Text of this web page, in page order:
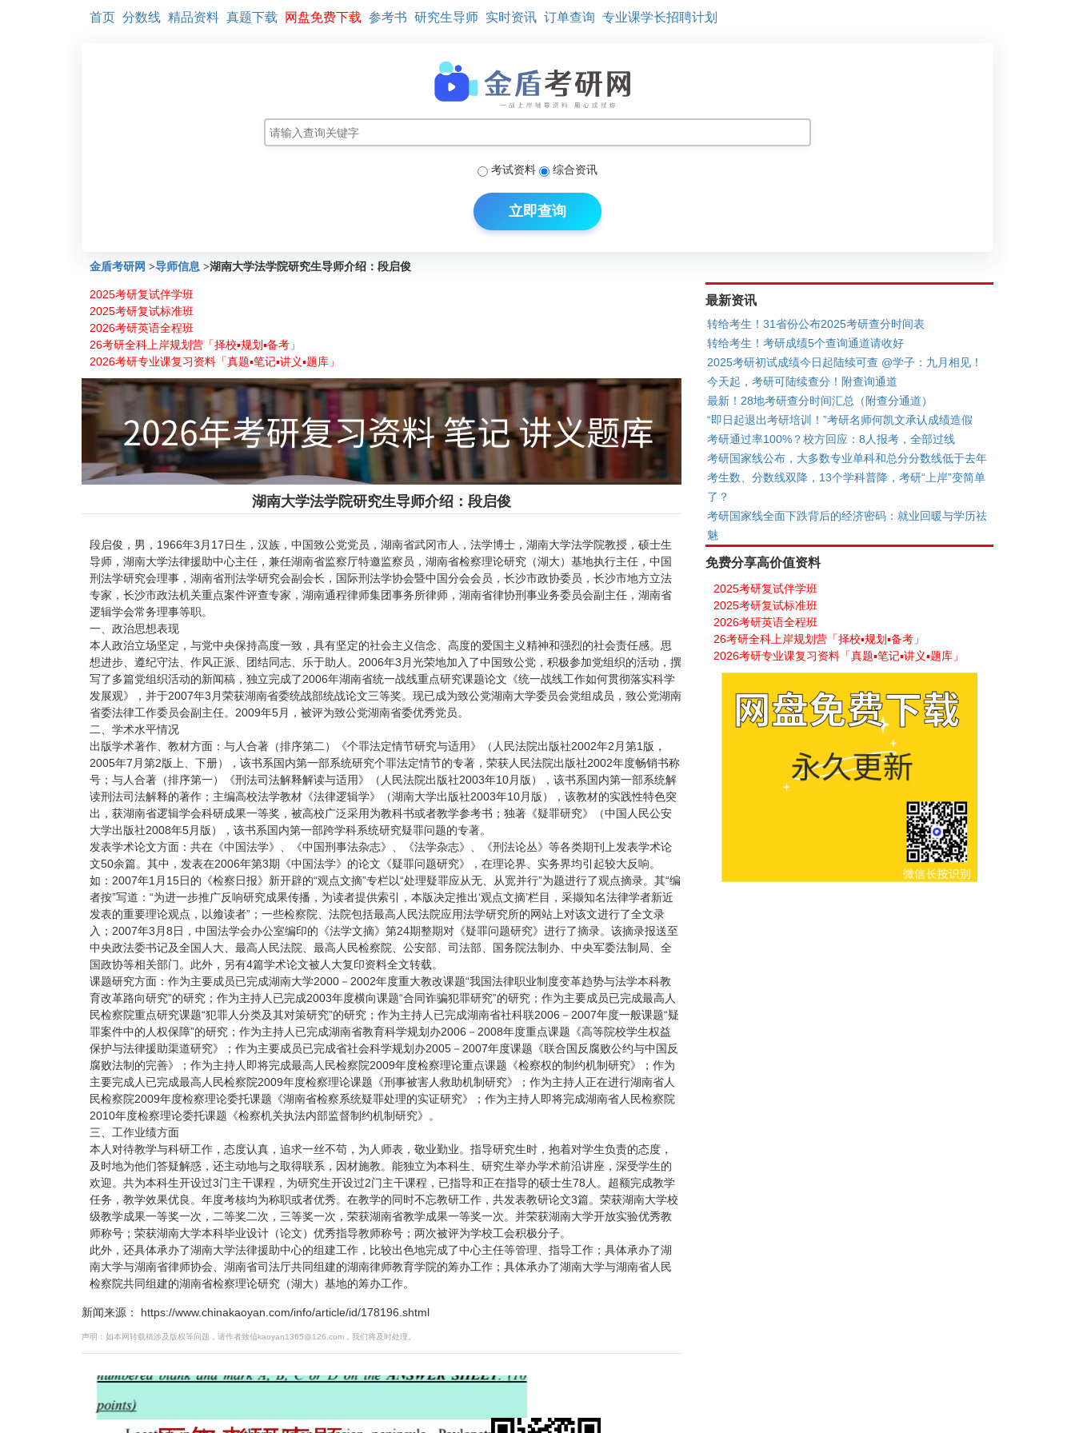
首页 分数线 精品资料 真题下载 网盘免费下载 参考书 研究生导师 实时资讯 订单查询 专业课学长招聘计划
考试资料 综合资讯
立即查询
金盾考研网 >导师信息 >湖南大学法学院研究生导师介绍：段启俊
2025考研复试伴学班
2025考研复试标准班
2026考研英语全程班
26考研全科上岸规划营「择校▪规划▪备考」
2026考研专业课复习资料「真题▪笔记▪讲义▪题库」
湖南大学法学院研究生导师介绍：段启俊
段启俊，男，1966年3月17日生，汉族，中国致公党党员，湖南省武冈市人，法学博士，湖南大学法学院教授，硕士生
导师，湖南大学法律援助中心主任，兼任湖南省监察厅特邀监察员，湖南省检察理论研究（湖大）基地执行主任，中国
刑法学研究会理事，湖南省刑法学研究会副会长，国际刑法学协会暨中国分会会员，长沙市政协委员，长沙市地方立法
专家，长沙市政法机关重点案件评查专家，湖南通程律师集团事务所律师，湖南省律协刑事业务委员会副主任，湖南省
逻辑学会常务理事等职。
一、政治思想表现
本人政治立场坚定，与党中央保持高度一致，具有坚定的社会主义信念、高度的爱国主义精神和强烈的社会责任感。思
想进步、遵纪守法、作风正派、团结同志、乐于助人。2006年3月光荣地加入了中国致公党，积极参加党组织的活动，撰
写了多篇党组织活动的新闻稿，独立完成了2006年湖南省统一战线重点研究课题论文《统一战线工作如何贯彻落实科学
发展观》，并于2007年3月荣获湖南省委统战部统战论文三等奖。现已成为致公党湖南大学委员会党组成员，致公党湖南
省委法律工作委员会副主任。2009年5月，被评为致公党湖南省委优秀党员。
二、学术水平情况
出版学术著作、教材方面：与人合著（排序第二）《个罪法定情节研究与适用》（人民法院出版社2002年2月第1版，
2005年7月第2版上、下册），该书系国内第一部系统研究个罪法定情节的专著，荣获人民法院出版社2002年度畅销书称
号；与人合著（排序第一）《刑法司法解释解读与适用》（人民法院出版社2003年10月版），该书系国内第一部系统解
读刑法司法解释的著作；主编高校法学教材《法律逻辑学》（湖南大学出版社2003年10月版），该教材的实践性特色突
出，获湖南省逻辑学会科研成果一等奖，被高校广泛采用为教科书或者教学参考书；独著《疑罪研究》（中国人民公安
大学出版社2008年5月版），该书系国内第一部跨学科系统研究疑罪问题的专著。
发表学术论文方面：共在《中国法学》、《中国刑事法杂志》、《法学杂志》、《刑法论丛》等各类期刊上发表学术论
文50余篇。其中，发表在2006年第3期《中国法学》的论文《疑罪问题研究》，在理论界、实务界均引起较大反响。
如：2007年1月15日的《检察日报》新开辟的“观点文摘”专栏以“处理疑罪应从无、从宽并行”为题进行了观点摘录。其“编
者按”写道：“为进一步推广反响研究成果传播，为读者提供索引，本版决定推出‘观点文摘’栏目，采撷知名法律学者新近
发表的重要理论观点，以飨读者”；一些检察院、法院包括最高人民法院应用法学研究所的网站上对该文进行了全文录
入；2007年3月8日，中国法学会办公室编印的《法学文摘》第24期整期对《疑罪问题研究》进行了摘录。该摘录报送至
中央政法委书记及全国人大、最高人民法院、最高人民检察院、公安部、司法部、国务院法制办、中央军委法制局、全
国政协等相关部门。此外，另有4篇学术论文被人大复印资料全文转载。
课题研究方面：作为主要成员已完成湖南大学2000－2002年度重大教改课题“我国法律职业制度变革趋势与法学本科教
育改革路向研究”的研究；作为主持人已完成2003年度横向课题“合同诈骗犯罪研究”的研究；作为主要成员已完成最高人
民检察院重点研究课题“犯罪人分类及其对策研究”的研究；作为主持人已完成湖南省社科联2006－2007年度一般课题“疑
罪案件中的人权保障”的研究；作为主持人已完成湖南省教育科学规划办2006－2008年度重点课题《高等院校学生权益
保护与法律援助渠道研究》；作为主要成员已完成省社会科学规划办2005－2007年度课题《联合国反腐败公约与中国反
腐败法制的完善》；作为主持人即将完成最高人民检察院2009年度检察理论重点课题《检察权的制约机制研究》；作为
主要完成人已完成最高人民检察院2009年度检察理论课题《刑事被害人救助机制研究》；作为主持人正在进行湖南省人
民检察院2009年度检察理论委托课题《湖南省检察系统疑罪处理的实证研究》；作为主持人即将完成湖南省人民检察院
2010年度检察理论委托课题《检察机关执法内部监督制约机制研究》。
三、工作业绩方面
本人对待教学与科研工作，态度认真，追求一丝不苟，为人师表，敬业勤业。指导研究生时，抱着对学生负责的态度，
及时地为他们答疑解惑，还主动地与之取得联系，因材施教。能独立为本科生、研究生举办学术前沿讲座，深受学生的
欢迎。共为本科生开设过3门主干课程，为研究生开设过2门主干课程，已指导和正在指导的硕士生78人。超额完成教学
任务，教学效果优良。年度考核均为称职或者优秀。在教学的同时不忘教研工作，共发表教研论文3篇。荣获湖南大学校
级教学成果一等奖一次，二等奖二次，三等奖一次，荣获湖南省教学成果一等奖一次。并荣获湖南大学开放实验优秀教
师称号；荣获湖南大学本科毕业设计（论文）优秀指导教师称号；两次被评为学校工会积极分子。
此外，还具体承办了湖南大学法律援助中心的组建工作，比较出色地完成了中心主任等管理、指导工作；具体承办了湖
南大学与湖南省律师协会、湖南省司法厅共同组建的湖南律师教育学院的筹办工作；具体承办了湖南大学与湖南省人民
检察院共同组建的湖南省检察理论研究（湖大）基地的筹办工作。
新闻来源： https://www.chinakaoyan.com/info/article/id/178196.shtml
声明：如本网转载稿涉及版权等问题，请作者致信kaoyan1365@126.com，我们将及时处理。
最新资讯
转给考生！31省份公布2025考研查分时间表
转给考生！考研成绩5个查询通道请收好
2025考研初试成绩今日起陆续可查 @学子：九月相见！
今天起，考研可陆续查分！附查询通道
最新！28地考研查分时间汇总（附查分通道）
“即日起退出考研培训！”考研名师何凯文承认成绩造假
考研通过率100%？校方回应：8人报考，全部过线
考研国家线公布，大多数专业单科和总分分数线低于去年
考生数、分数线双降，13个学科普降，考研“上岸”变简单
了？
考研国家线全面下跌背后的经济密码：就业回暖与学历祛
魅
免费分享高价值资料
2025考研复试伴学班
2025考研复试标准班
2026考研英语全程班
26考研全科上岸规划营「择校▪规划▪备考」
2026考研专业课复习资料「真题▪笔记▪讲义▪题库」